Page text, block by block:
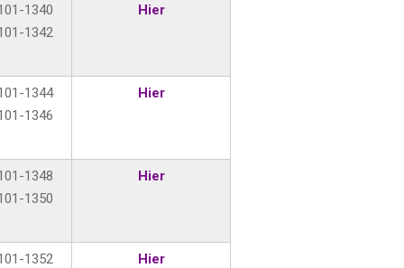
1340
1342
Hier
1344
1346
Hier
1348
1350
Hier
1352
Hier